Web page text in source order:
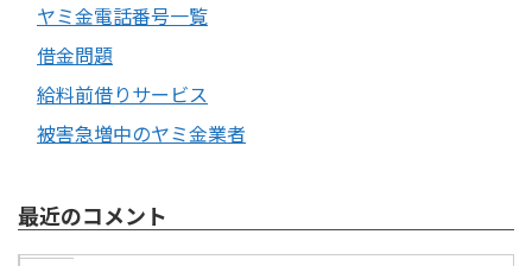
ヤミ金電話番号一覧
借金問題
給料前借りサービス
被害急増中のヤミ金業者
最近のコメント